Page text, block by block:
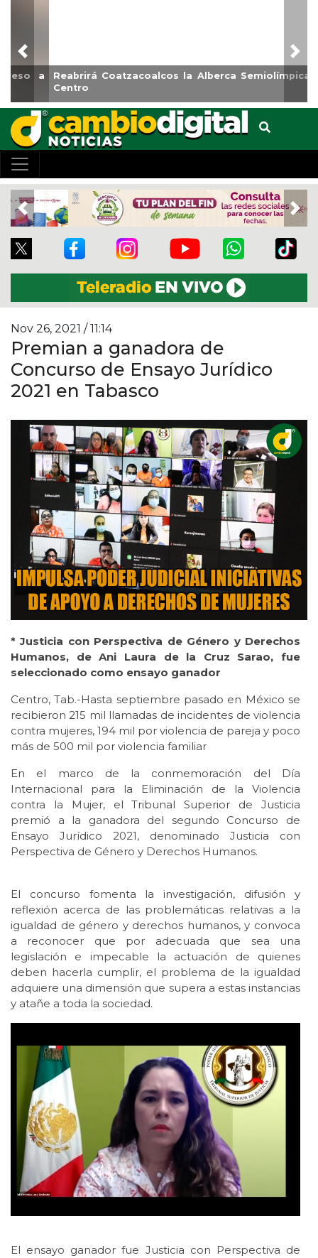
Reabrirá Coatzacoalcos la Alberca Semiolímpica Zona
Previous
Previous
Nov 26, 2021 / 11:14
Premian a ganadora de
Concurso de Ensayo Jurídico
2021 en Tabasco
* Justicia con Perspectiva de Género y Derechos
Humanos, de Ani Laura de la Cruz Sarao, fue
seleccionado como ensayo ganador
Centro, Tab.-Hasta septiembre pasado en México se
recibieron 215 mil llamadas de incidentes de violencia
contra mujeres, 194 mil por violencia de pareja y poco
más de 500 mil por violencia familiar
En el marco de la conmemoración del Día
Internacional para la Eliminación de la Violencia
contra la Mujer, el Tribunal Superior de Justicia
premió a la ganadora del segundo Concurso de
Ensayo Jurídico 2021, denominado Justicia con
Perspectiva de Género y Derechos Humanos.
El concurso fomenta la investigación, difusión y
reflexión acerca de las problemáticas relativas a la
igualdad de género y derechos humanos, y convoca
a reconocer que por adecuada que sea una
legislación e impecable la actuación de quienes
deben hacerla cumplir, el problema de la igualdad
adquiere una dimensión que supera a estas instancias
y atañe a toda la sociedad.
El ensayo ganador fue Justicia con Perspectiva de